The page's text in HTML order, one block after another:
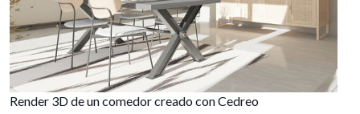
Render 3D de un comedor creado con Cedreo